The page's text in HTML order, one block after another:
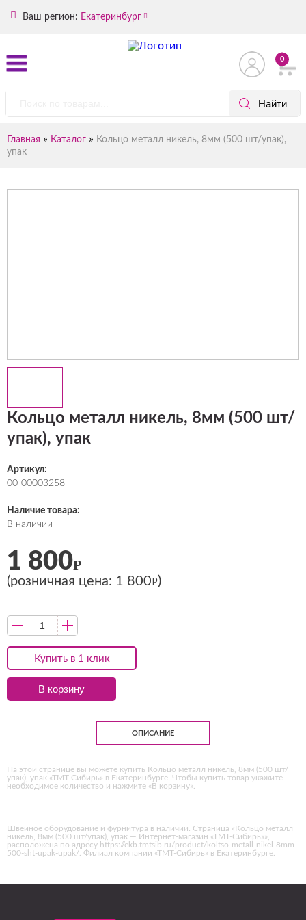
Ваш регион: Екатеринбург
0
Главная » Каталог » Кольцо металл никель, 8мм (500 шт/упак),
упак
Кольцо металл никель, 8мм (500 шт/
упак), упак
Артикул:
00-00003258
Наличие товара:
В наличии
Купить в 1 клик
1 800Р
(розничная цена: 1 800Р)
В корзину
ОПИСАНИЕ
На этой странице вы можете купить Кольцо металл никель, 8мм (500 шт/
упак), упак «ТМТ-Сибирь» в Екатеринбурге. Чтобы купить товар укажите
необходимое количество и нажмите «В корзину».
Швейное оборудование и фурнитура в наличии. Страница «Кольцо металл
никель, 8мм (500 шт/упак), упак — Интернет-магазин «ТМТ-Сибирь»»,
расположена по адресу https://ekb.tmtsib.ru/product/koltso-metall-nikel-8mm-
500-sht-upak-upak/. Филиал компании «ТМТ-Сибирь» в Екатеринбурге.